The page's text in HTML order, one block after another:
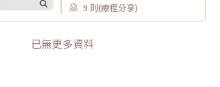
9 則(療程分享)
已無更多資料